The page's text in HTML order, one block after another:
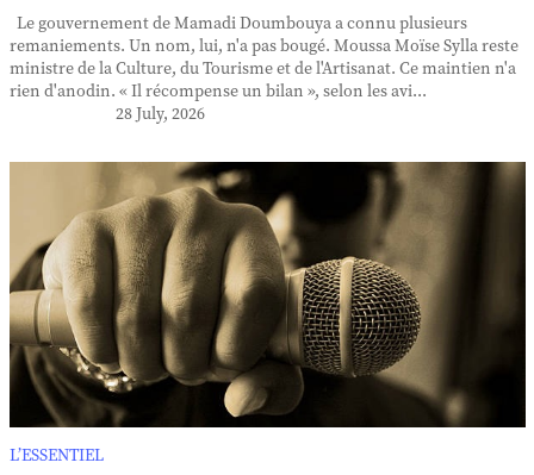
Le gouvernement de Mamadi Doumbouya a connu plusieurs
remaniements. Un nom, lui, n'a pas bougé. Moussa Moïse Sylla reste
ministre de la Culture, du Tourisme et de l'Artisanat. Ce maintien n'a
rien d'anodin. « Il récompense un bilan », selon les avi...
28 July, 2026
L’ESSENTIEL